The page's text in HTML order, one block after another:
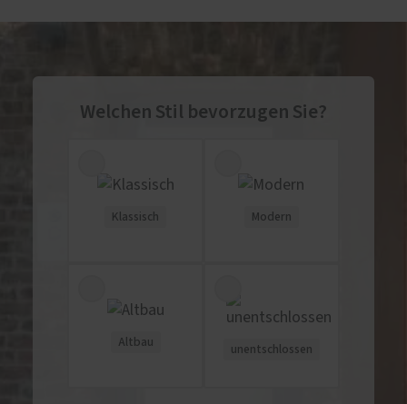
Welchen Stil bevorzugen Sie?
Klassisch Modern
Altbau
unentschlossen